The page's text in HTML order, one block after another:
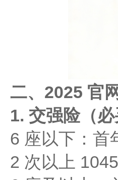
二、2025 官
1. 交强险（必
6 座以下：首
2 次以上 1045